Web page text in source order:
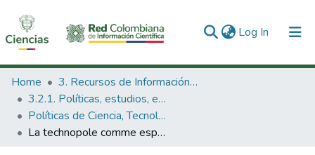
Log In (current)
Communities & Collections
All of DSpace
Statistics
Home
3. Recursos de Información Científica y Tecnológica
3.2.1. Políticas, estudios, evaluaciones e indicadores de CTeI
Políticas de Ciencia, Tecnología e Innovación
La technopole comme espace createur de technologie: Presentation de la recherche et propositions D'actions.